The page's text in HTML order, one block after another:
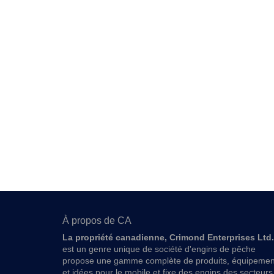
À propos de CA
La propriété canadienne, Crimond Enterprises Ltd.
est un genre unique de société d'engins de pêche
propose une gamme complète de produits,